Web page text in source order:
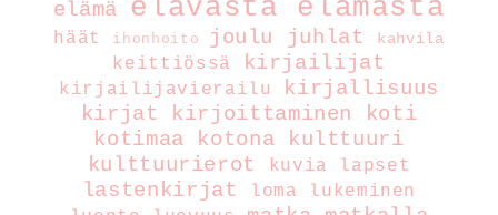
elämä elävästä elämästä
häät ihonhoito joulu juhlat kahvila
keittiössä kirjailijat
kirjailijavierailu
kirjallisuus
kirjat
kirjoittaminen
koti
kotimaa
kotona
kulttuuri
kulttuurierot
kuvia lapset
lastenkirjat loma
lukeminen